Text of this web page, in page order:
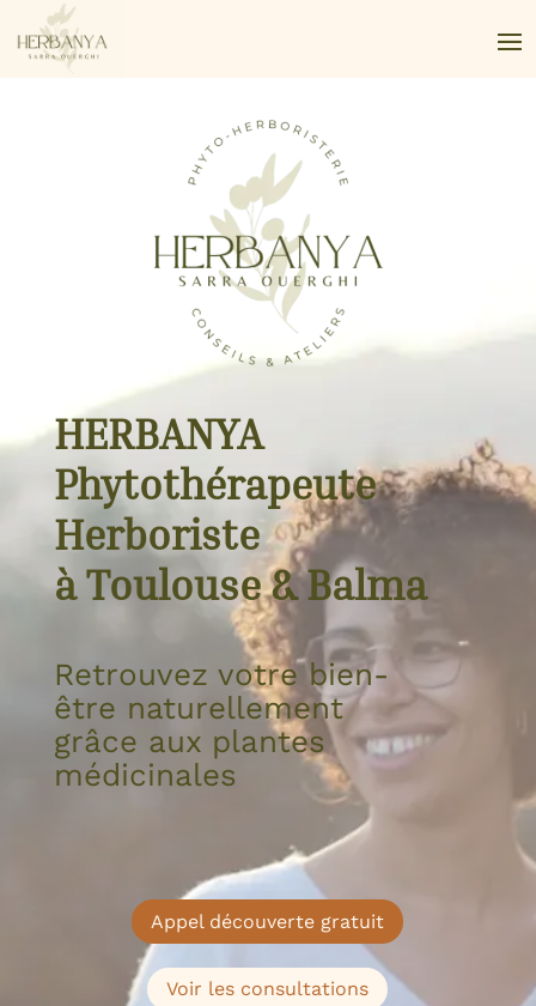
HERBANYA
Phytothérapeute
Herboriste
à Toulouse & Balma
Retrouvez votre bien-
être naturellement
grâce aux plantes
médicinales
Appel découverte gratuit
Voir les consultations